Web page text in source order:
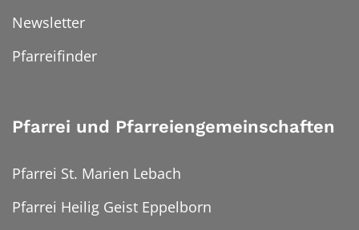
Newsletter
Pfarreifinder
Pfarrei und Pfarreiengemeinschaften
Pfarrei St. Marien Lebach
Pfarrei Heilig Geist Eppelborn